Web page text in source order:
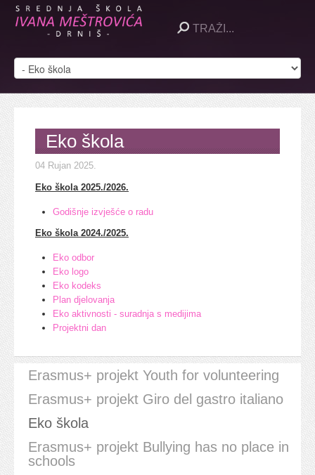
Eko škola
04 Rujan 2025.
Eko škola 2025./2026.
Godišnje izvješće o radu
Eko škola 2024./2025.
Eko odbor
Eko logo
Eko kodeks
Plan djelovanja
Eko aktivnosti - suradnja s medijima
Projektni dan
Erasmus+ projekt Youth for volunteering
Erasmus+ projekt Giro del gastro italiano
Eko škola
Erasmus+ projekt Bullying has no place in
schools